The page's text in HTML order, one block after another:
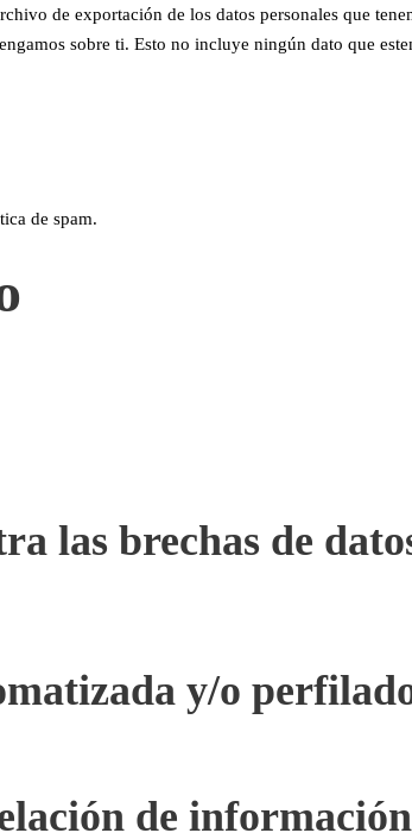
de exportación de los datos personales que
sobre ti. Esto no incluye ningún dato que
de spam.
las brechas de
y/o
de